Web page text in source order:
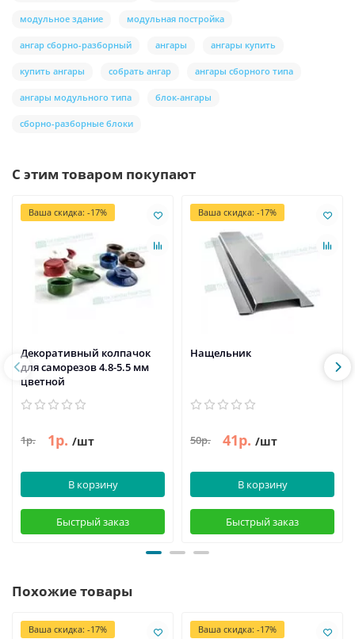
модульное здание модульная постройка
ангар сборно-разборный ангары ангары купить
купить ангары собрать ангар ангары сборного типа
ангары модульного типа блок-ангары
сборно-разборные блоки
С этим товаром покупают
Ваша скидка: -17%
Декоративный колпачок
для саморезов 4.8-5.5 мм
цветной
1р. 1р. /шт
В корзину
Быстрый заказ
Ваша скидка: -17%
Нащельник
50р. 41р. /шт
В корзину
Быстрый заказ
Похожие товары
Ваша скидка: -17% Ваша скидка: -17%